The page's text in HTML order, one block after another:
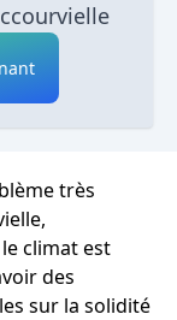
très
climat est
des
sur la solidité